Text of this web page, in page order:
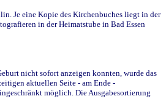
Je eine Kopie des Kirchenbuches liegt in der
in der Heimatstube in Bad Essen
nicht sofort anzeigen konnten, wurde das
aktuellen Seite - am Ende -
möglich. Die Ausgabesortierung